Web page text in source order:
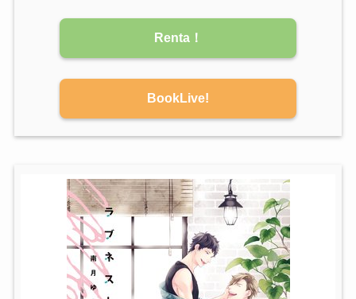
Renta！
BookLive!